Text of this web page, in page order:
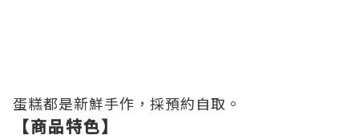
蛋糕都是新鮮手作，採預約自取。
【商品特色】